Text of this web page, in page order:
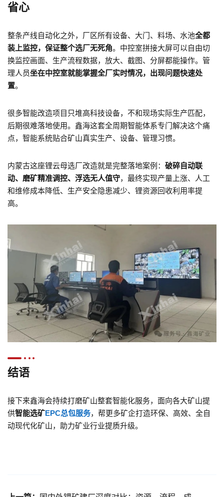
省心
整条产线自动化之外，厂区所有设备、大门、料场、水池全都
装上监控，保证整个选厂无死角。中控室拼接大屏可以自由切
换监控画面、生产流程数据，放大、截图、分屏都能操作。管
理人员坐在中控室就能掌握全厂实时情况，出现问题快速处
置。
很多智能改造项目只堆高科技设备，不和现场实际生产匹配，
后期很难落地使用。鑫海这套全周期智能体系专门解决这个痛
点，智能系统贴合矿山真实生产、设备、管理习惯。
内蒙古这座锂云母选厂改造就是完整落地案例： 破碎自动联
动、磨矿精准调控、浮选无人值守，最终实现产量上涨、人工
和维修成本降低、生产安全隐患减少、锂资源回收利用率提
高。
结语
接下来鑫海会持续打磨矿山整套智能化服务，面向各大矿山提
供智能选矿EPC总包服务，帮更多矿企打造环保、高效、全自
动现代化矿山，助力矿业行业提质升级。